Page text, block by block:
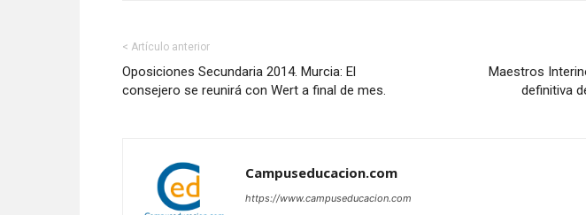
< Artículo anterior
Oposiciones Secundaria 2014. Murcia: El
consejero se reunirá con Wert a final de mes.
Maestros
definitiva
Campuseducacion.com
https://www.campuseducacion.com